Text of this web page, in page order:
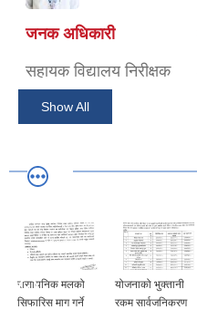
जनक अधिकारी
सहायक विद्यालय निरीक्षक
Show All
रासायनिक मलको
सिफारिस माग गर्ने
योजनाको भुक्तानी
रकम सार्वजनिकरण